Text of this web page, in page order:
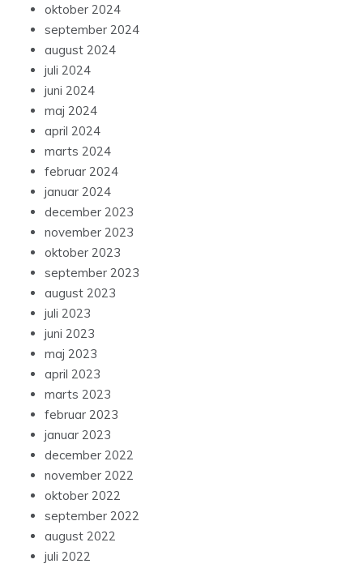
oktober 2024
september 2024
august 2024
juli 2024
juni 2024
maj 2024
april 2024
marts 2024
februar 2024
januar 2024
december 2023
november 2023
oktober 2023
september 2023
august 2023
juli 2023
juni 2023
maj 2023
april 2023
marts 2023
februar 2023
januar 2023
december 2022
november 2022
oktober 2022
september 2022
august 2022
juli 2022